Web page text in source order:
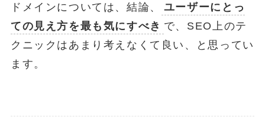
ドメインについては、結論、
ユーザーにとっ
ての見え方を最も気にすべき で、SEO上のテ
クニックはあまり考えなくて良い、と思ってい
ます。